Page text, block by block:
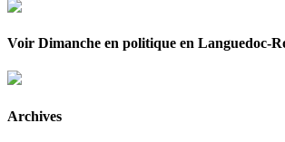
Voir Dimanche en politique en Languedoc-
Archives